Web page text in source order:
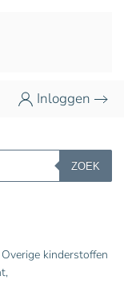
Inloggen
ZOEK
Overige kinderstoffen